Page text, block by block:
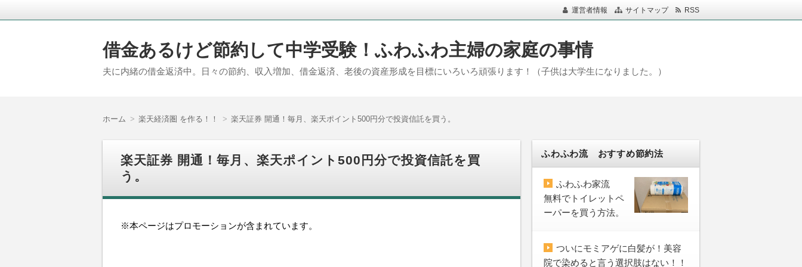
運営者情報 サイトマップ RSS
借金あるけど節約して中学受験！ふわふわ主婦の家庭の事情
夫に内緒の借金返済中。日々の節約、収入増加、借金返済、老後の資産形成を目標にいろいろ頑張ります！（子供は大学生になりました。）
ホーム 楽天経済圏 を作る！！ 楽天証券 開通！毎月、楽天ポイント500円分で投資信託を買う。
楽天証券 開通！毎月、楽天ポイント500円分で投資信託を買
う。
※本ページはプロモーションが含まれています。
ふわふわ流 おすすめ節約法
ふわふわ家流
無料でトイレットペ
ーパーを買う方法。
ついにモミアゲに白髪が！美容
院で染めると言う選択肢はない！！